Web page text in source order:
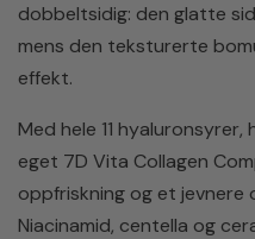
dobbeltsidig: den glatte
mens den teksturerte
effekt.
Med hele 11
eget 7D Vita Collagen
oppfriskning og et jevnere
Niacinamid, centella og